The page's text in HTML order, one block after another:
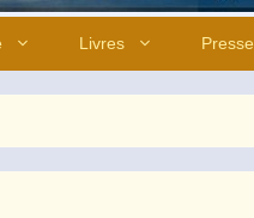
Livres Presse